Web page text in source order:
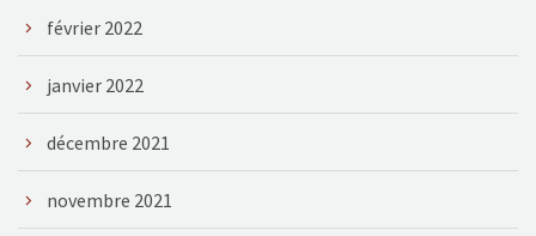
février 2022
janvier 2022
décembre 2021
novembre 2021